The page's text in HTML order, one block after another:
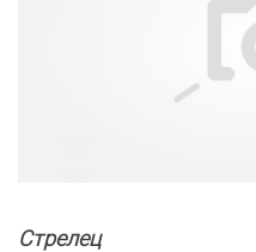
Стрелец